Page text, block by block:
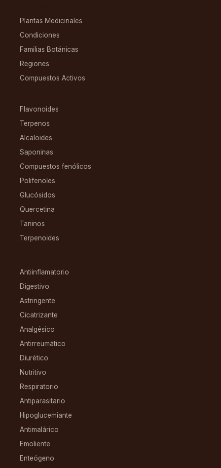
Plantas Medicinales
Condiciones
Familias Botánicas
Regiones
Compuestos Activos
Flavonoides
Terpenos
Alcaloides
Saponinas
Compuestos fenólicos
Polifenoles
Glucósidos
Quercetina
Taninos
Terpenoides
Antiinflamatorio
Digestivo
Astringente
Cicatrizante
Analgésico
Antirreumático
Diurético
Nutritivo
Respiratorio
Antiparasitario
Hipoglucemiante
Antimalárico
Emoliente
Enteógeno